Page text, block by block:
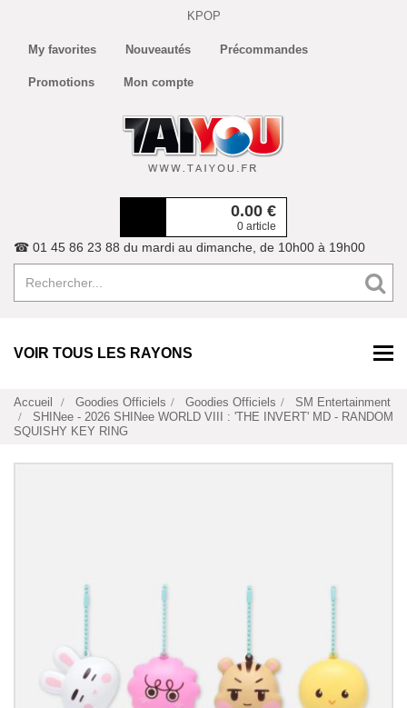
KPOP
My favorites Nouveautés Précommandes
Promotions Mon compte
0.00 €
0 article
☎ 01 45 86 23 88 du mardi au dimanche, de 10h00 à 19h00
VOIR TOUS LES RAYONS
Accueil Goodies Officiels Goodies Officiels
SM Entertainment
SHINee - 2026 SHINee WORLD VIII : 'THE INVERT' MD - RANDOM
SQUISHY KEY RING